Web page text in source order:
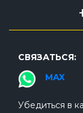
СВЯЗАТЬСЯ:
MAX
Убедиться в